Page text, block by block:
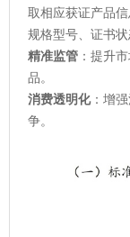
取相应获证产品
规格型号、证书状
精准监管 ：提升
品。
消费透明化：增
争。